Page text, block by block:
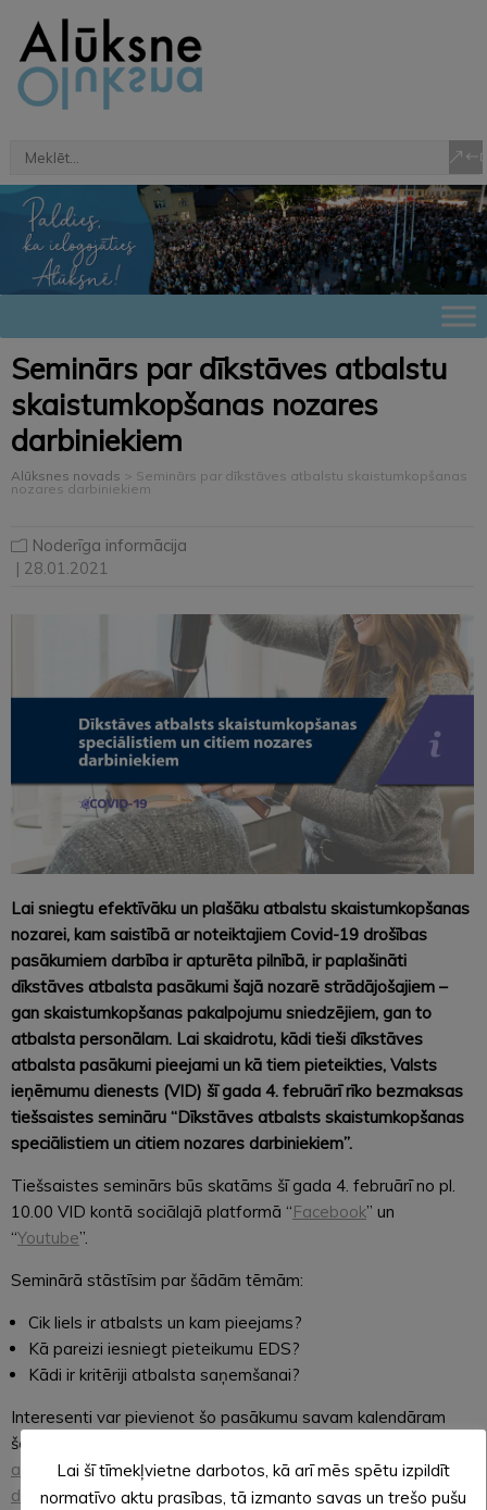
Seminārs par dīkstāves atbalstu
skaistumkopšanas nozares
darbiniekiem
Alūksnes novads > Seminārs par dīkstāves atbalstu skaistumkopšanas
nozares darbiniekiem
Noderīga informācija
| 28.01.2021
Lai sniegtu efektīvāku un plašāku atbalstu skaistumkopšanas
nozarei, kam saistībā ar noteiktajiem Covid-19 drošības
pasākumiem darbība ir apturēta pilnībā, ir paplašināti
dīkstāves atbalsta pasākumi šajā nozarē strādājošajiem –
gan skaistumkopšanas pakalpojumu sniedzējiem, gan to
atbalsta personālam. Lai skaidrotu, kādi tieši dīkstāves
atbalsta pasākumi pieejami un kā tiem pieteikties, Valsts
ieņēmumu dienests (VID) šī gada 4. februārī rīko bezmaksas
tiešsaistes semināru “Dīkstāves atbalsts skaistumkopšanas
speciālistiem un citiem nozares darbiniekiem”.
Tiešsaistes seminārs būs skatāms šī gada 4. februārī no pl.
10.00 VID kontā sociālajā platformā “Facebook” un
“Youtube”.
Seminārā stāstīsim par šādām tēmām:
Cik liels ir atbalsts un kam pieejams?
Kā pareizi iesniegt pieteikumu EDS?
Kādi ir kritēriji atbalsta saņemšanai?
Interesenti var pievienot šo pasākumu savam kalendāram
šeit: “Aktualitātes/Notikumi/ Tiešsaistes seminārs
atbalsts skaistumkopšanas speciālistiem un citiem nozares
darbiniekiem”.
Lai šī tīmekļvietne darbotos, kā arī mēs spētu izpildīt
normatīvo aktu prasības, tā izmanto savas un trešo pušu